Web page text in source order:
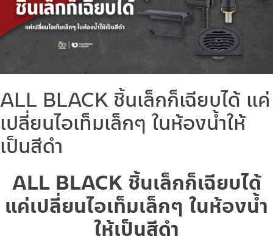
ALL BLACK ชิ้นเล็กก็เฉียบได้ แค่
เปลี่ยนไอเท็มเล็กๆ ในห้องน้ำให้
เป็นสีดำ
ALL BLACK ชิ้นเล็กก็เฉียบได้
แค่เปลี่ยนไอเท็มเล็กๆ ในห้องน้ำ
ให้เป็นสีดำ